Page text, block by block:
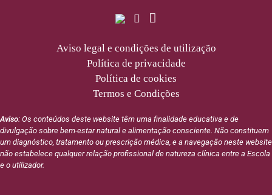
Aviso legal e condições de utilização
Política de privacidade
Política de cookies
Termos e Condições
Aviso: Os conteúdos deste website têm uma finalidade educativa e de
divulgação sobre bem-estar natural e alimentação consciente. Não constituem
um diagnóstico, tratamento ou prescrição médica, e a navegação neste website
não estabelece qualquer relação profissional de natureza clínica entre a Escola
e o utilizador.